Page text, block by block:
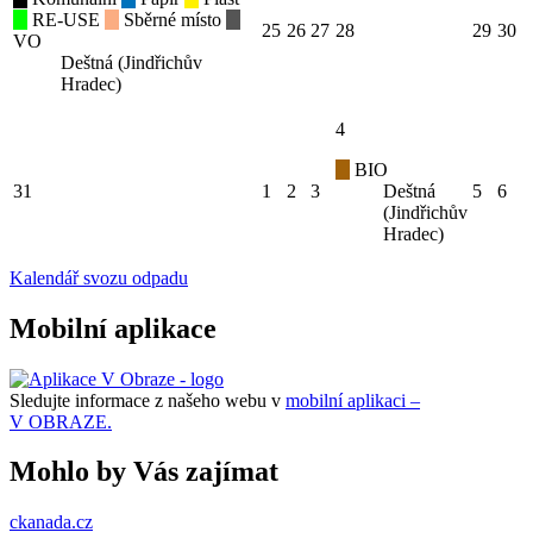
RE-USE
Sběrné místo
VO
Deštná (Jindřichův
Hradec)
25 26 27 28 29 30
31 1 2 3
4
BIO
Deštná
(Jindřichův
Hradec)
5 6
Kalendář svozu odpadu
Mobilní aplikace
Sledujte informace z našeho webu v mobilní aplikaci –
V OBRAZE.
Mohlo by Vás zajímat
ckanada.cz